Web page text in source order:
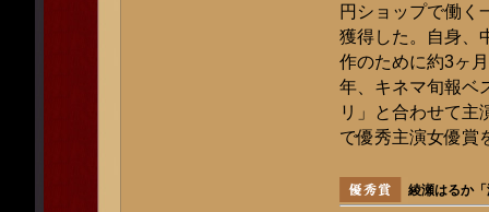
円ショップで働く
獲得した。自身、
作のために約3ヶ
年、キネマ旬報ベ
リ」と合わせて主
で優秀主演女優賞
綾瀬はるか